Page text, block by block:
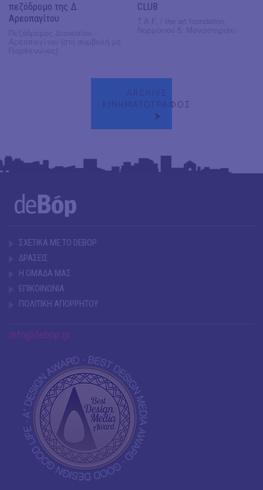
πεζόδρομο της Δ.
Αρεοπαγίτου
CLUB
ARCHIVE
ΚΙΝΗΜΑΤΟΓΡΑΦΟΣ
ΣΧΕΤΙΚΑ ΜΕ ΤΟ DEBOP
ΔΡΑΣΕΙΣ
Η ΟΜΑΔΑ ΜΑΣ
ΕΠΙΚΟΙΝΩΝΙΑ
ΠΟΛΙΤΙΚΗ ΑΠΟΡΡΗΤΟΥ
info@debop.gr